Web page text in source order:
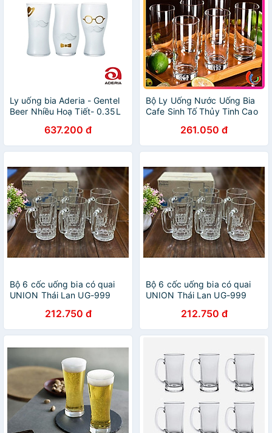
Ly uống bia Aderia - Gentel
Beer Nhiều Hoạ Tiết- 0.35L
637.200 đ
Bộ Ly Uống Nước Uống Bia
Cafe Sinh Tố Thủy Tinh Cao
Drink B07812 Dung Tích
340ml
261.050 đ
Bộ 6 cốc uống bia có quai
UNION Thái Lan UG-999
212.750 đ
Bộ 6 cốc uống bia có quai
UNION Thái Lan UG-999
212.750 đ